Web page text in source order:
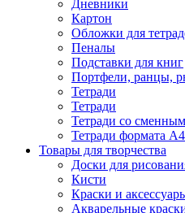
Дневники
Картон
Обложки для
Пеналы
Подставки для книг
Портфели, ранцы,
Тетради
Тетради
Тетради со
Тетради формата А4
Товары для творчества
Доски для
Кисти
Краски и
Акварельные